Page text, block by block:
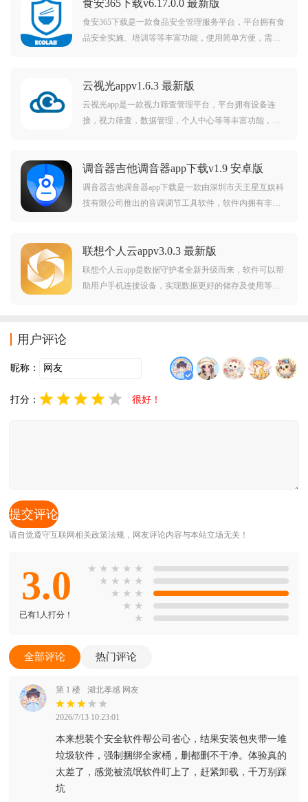
食安365下载v6.17.0.0 最新版
食安365下载是一款食品安全管理服务平台，平台拥有食
品安全实施、培训等等丰富功能，使用简单方便，需要
云视光appv1.6.3 最新版
云视光app是一款视力筛查管理平台，平台拥有设备连
接，视力筛查，数据管理，个人中心等等丰富功能，可
调音器吉他调音器app下载v1.9 安卓版
调音器吉他调音器app下载是一款由深圳市天王星互娱科
技有限公司推出的音调调节工具软件，软件内拥有非常
联想个人云appv3.0.3 最新版
联想个人云app是数据守护者全新升级而来，软件可以帮
助用户手机连接设备，实现数据更好的储存及使用等
用户评论
昵称：
打分： 很好！
请自觉遵守互联网相关政策法规，网友评论内容与本站立场无关！
3.0
已有1人打分！
★ ★ ★ ★ ★
★ ★ ★ ★
★ ★ ★
★ ★
★
全部评论 热门评论
第 1 楼 湖北孝感 网友
2026/7/13 10:23:01
本来想装个安全软件帮公司省心，结果安装包夹带一堆
垃圾软件，强制捆绑全家桶，删都删不干净。体验真的
太差了，感觉被流氓软件盯上了，赶紧卸载，千万别踩
坑